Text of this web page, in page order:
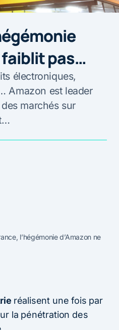
faiblit pas…
électroniques,
Amazon est leader
marchés sur
l’hégémonie d’Amazon ne
réalisent une fois par
la pénétration des